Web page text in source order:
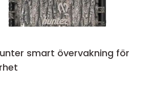
för